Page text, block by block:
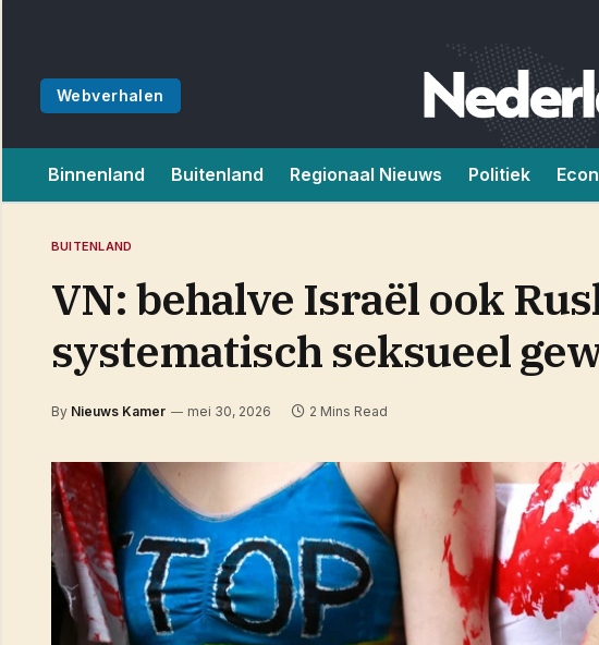
Webverhalen
Binnenland Buitenland Regionaal Nieuws Politiek
BUITENLAND
VN: behalve Israël ook
systematisch seksueel
By Nieuws Kamer mei 30, 2026 2 Mins Read